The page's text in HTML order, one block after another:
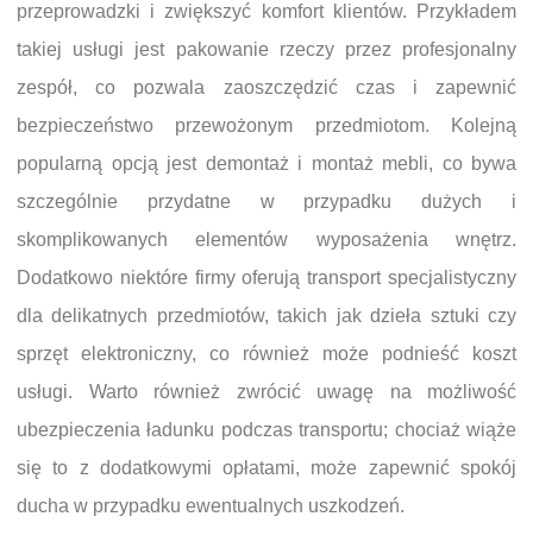
przeprowadzki i zwiększyć komfort klientów. Przykładem
takiej usługi jest pakowanie rzeczy przez profesjonalny
zespół, co pozwala zaoszczędzić czas i zapewnić
bezpieczeństwo przewożonym przedmiotom. Kolejną
popularną opcją jest demontaż i montaż mebli, co bywa
szczególnie przydatne w przypadku dużych i
skomplikowanych elementów wyposażenia wnętrz.
Dodatkowo niektóre firmy oferują transport specjalistyczny
dla delikatnych przedmiotów, takich jak dzieła sztuki czy
sprzęt elektroniczny, co również może podnieść koszt
usługi. Warto również zwrócić uwagę na możliwość
ubezpieczenia ładunku podczas transportu; chociaż wiąże
się to z dodatkowymi opłatami, może zapewnić spokój
ducha w przypadku ewentualnych uszkodzeń.